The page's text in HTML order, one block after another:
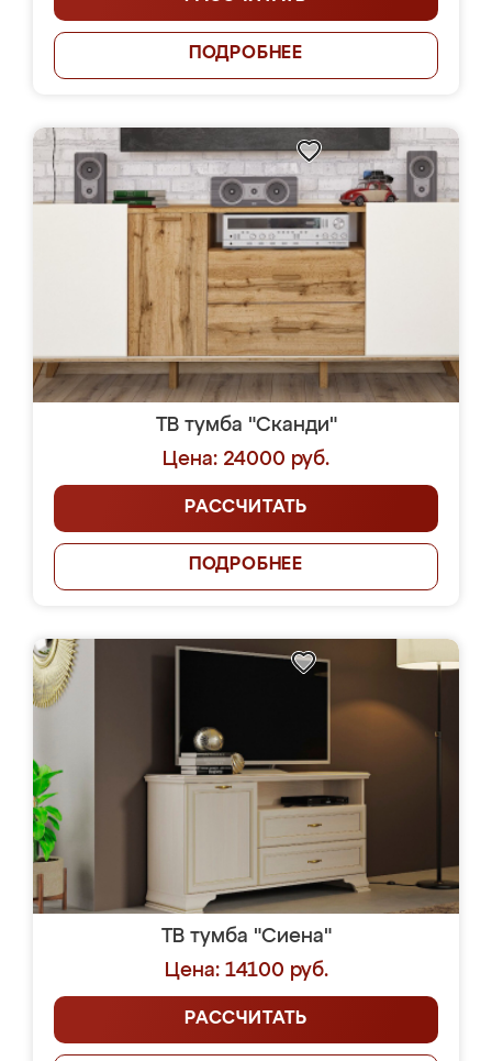
ПОДРОБНЕЕ
ТВ тумба "Сканди"
Цена: 24000 руб.
РАССЧИТАТЬ
ПОДРОБНЕЕ
ТВ тумба "Сиена"
Цена: 14100 руб.
РАССЧИТАТЬ